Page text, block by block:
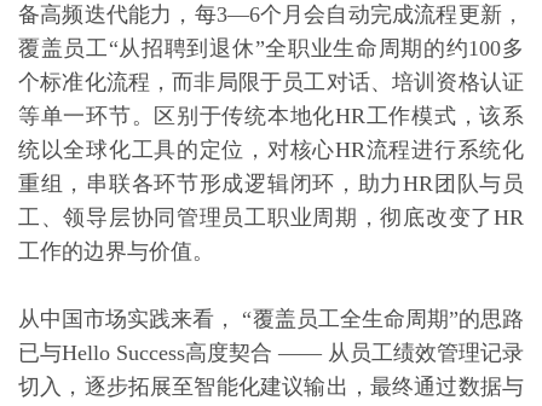
备高频迭代能力，每3—6个月会自动完成流程更新，
覆盖员工“从招聘到退休”全职业生命周期的约100多
个标准化流程，而非局限于员工对话、培训资格认证
等单一环节。区别于传统本地化HR工作模式，该系
统以全球化工具的定位，对核心HR流程进行系统化
重组，串联各环节形成逻辑闭环，助力HR团队与员
工、领导层协同管理员工职业周期，彻底改变了HR
工作的边界与价值。
从中国市场实践来看， “覆盖员工全生命周期”的思路
已与Hello Success高度契合 —— 从员工绩效管理记录
切入，逐步拓展至智能化建议输出，最终通过数据与